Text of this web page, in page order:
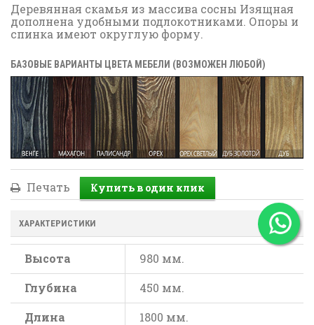
Деревянная скамья из массива сосны Изящная
дополнена удобными подлокотниками. Опоры и
спинка имеют округлую форму.
БАЗОВЫЕ ВАРИАНТЫ ЦВЕТА МЕБЕЛИ (ВОЗМОЖЕН ЛЮБОЙ)
Печать
ХАРАКТЕРИСТИКИ
Высота
980 мм.
Глубина
450 мм.
Длина
1800 мм.